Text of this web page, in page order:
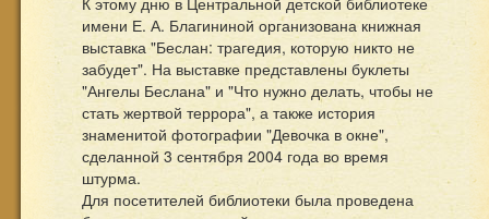
имени Е. А. Благининой организована книжная
выставка "Беслан: трагедия, которую никто не
забудет". На выставке представлены буклеты
"Ангелы Беслана" и "Что нужно делать, чтобы не
стать жертвой террора", а также история
знаменитой фотографии "Девочка в окне",
сделанной 3 сентября 2004 года во время
штурма.
Для посетителей библиотеки была проведена